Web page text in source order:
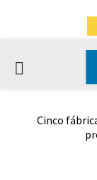
PRIMARY
Cinco